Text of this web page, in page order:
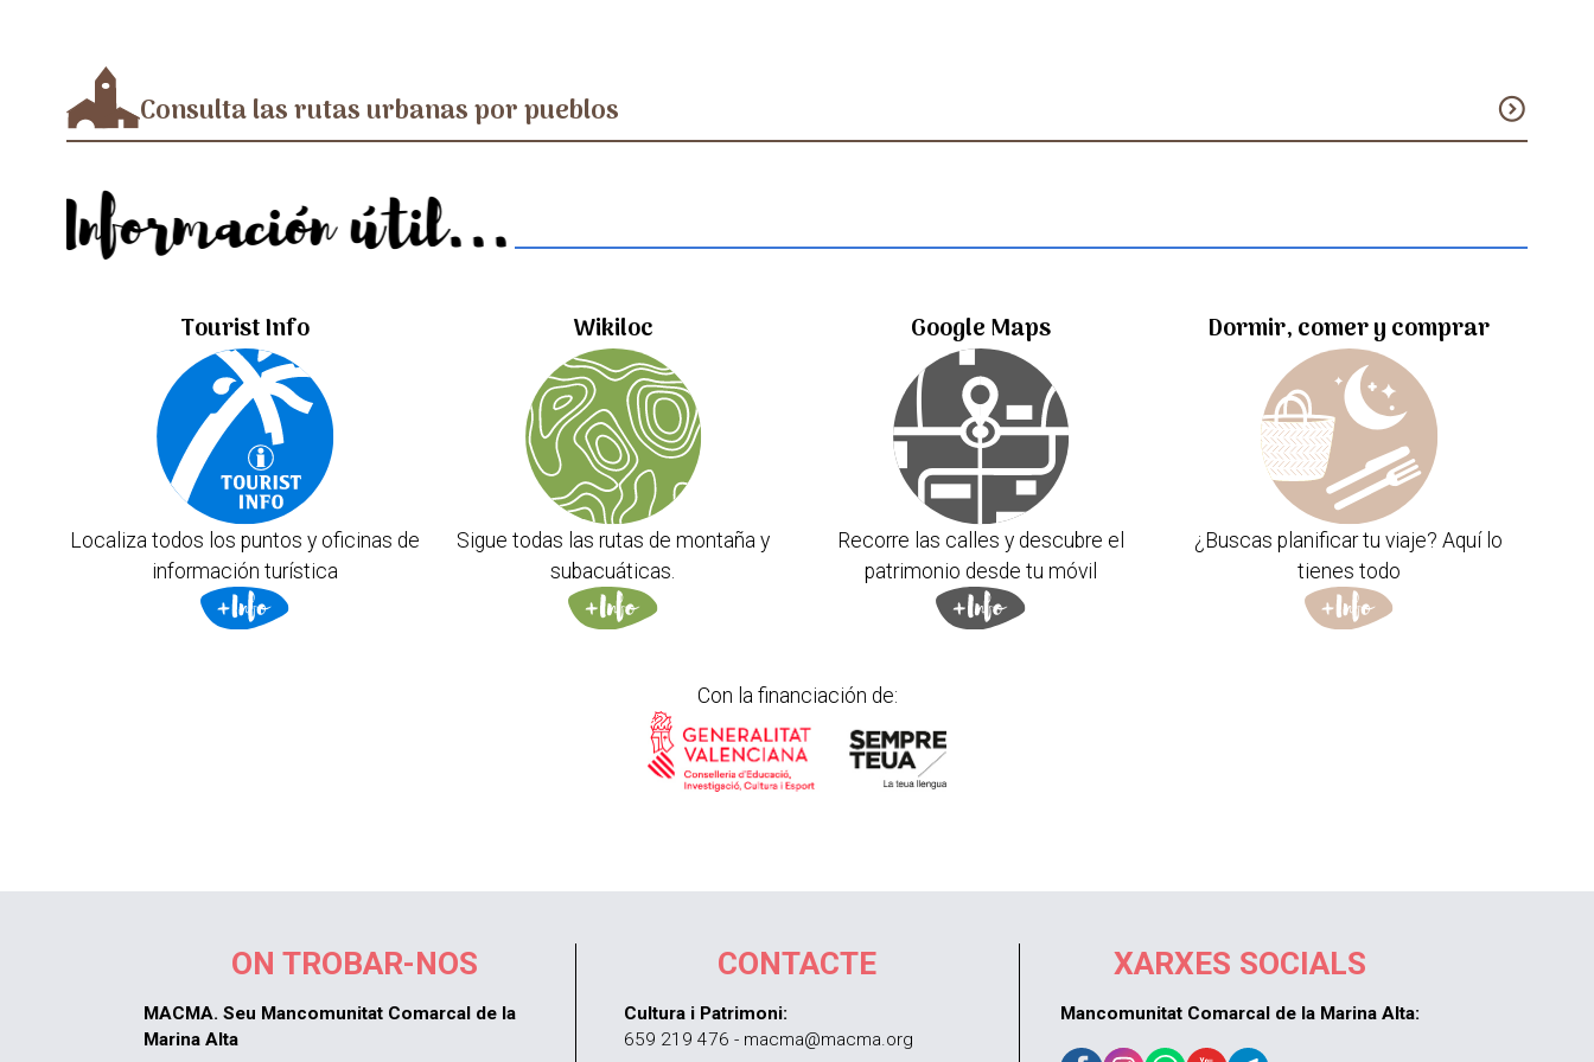
Consulta las rutas urbanas por pueblos expand_circle_down
Información útil...
Tourist Info
Localiza todos los puntos y oficinas de
información turística
Wikiloc
Sigue todas las rutas de montaña y
subacuáticas.
Google Maps
Recorre las calles y descubre el
patrimonio desde tu móvil
Dormir, comer y comprar
¿Buscas planificar tu viaje? Aquí lo
tienes todo
Con la financiación de:
ON TROBAR-NOS
MACMA. Seu Mancomunitat Comarcal de la
Marina Alta
CONTACTE
Cultura i Patrimoni:
659 219 476 - macma@macma.org
XARXES SOCIALS
Mancomunitat Comarcal de la Marina Alta: